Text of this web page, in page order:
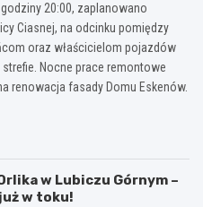
20:00, zaplanowano
Ciasnej, na odcinku pomiędzy
oraz właścicielom pojazdów
Nocne prace remontowe
renowacja fasady Domu Eskenów.
w Lubiczu Górnym –
w toku!